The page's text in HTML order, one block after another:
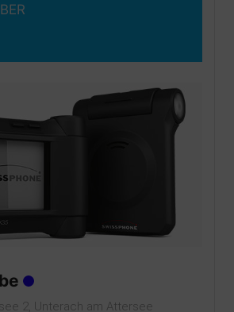
2, Unterach am Attersee